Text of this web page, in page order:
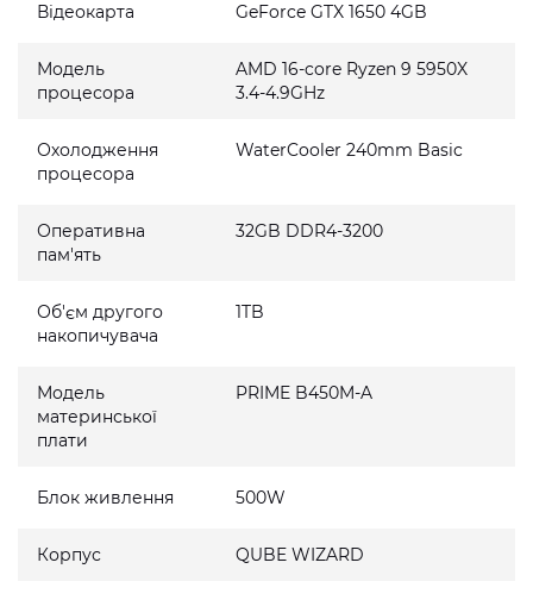
Відеокарта GeForce GTX 1650 4GB
Модель
процесора
AMD 16-core Ryzen 9 5950X
3.4-4.9GHz
Охолодження
процесора
WaterCooler 240mm Basic
Оперативна
пам'ять
32GB DDR4-3200
Об'єм другого
накопичувача
1TB
Модель
материнської
плати
PRIME B450M-A
Блок живлення 500W
Корпус QUBE WIZARD